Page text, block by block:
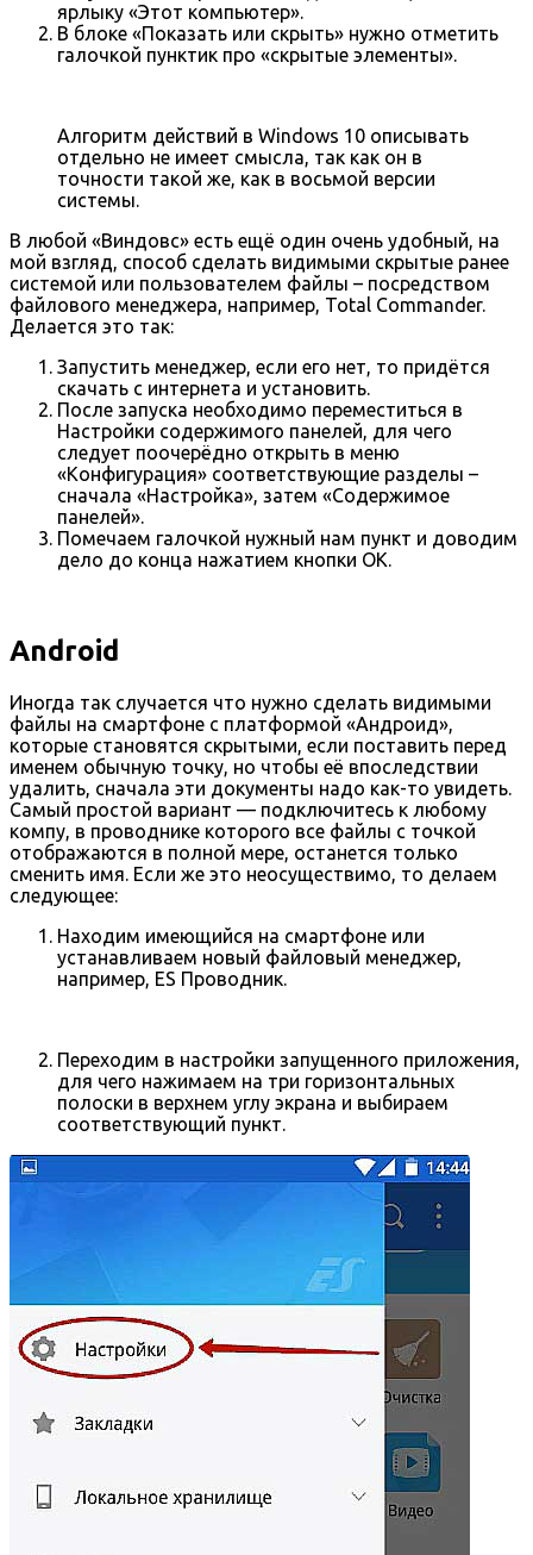
ярлыку «Этот компьютер».
В блоке «Показать или скрыть» нужно отметить
галочкой пунктик про «скрытые элементы».
Алгоритм действий в Windows 10 описывать
отдельно не имеет смысла, так как он в
точности такой же, как в восьмой версии
системы.
В любой «Виндовс» есть ещё один очень удобный, на
мой взгляд, способ сделать видимыми скрытые ранее
системой или пользователем файлы – посредством
файлового менеджера, например, Total Commander.
Делается это так:
Запустить менеджер, если его нет, то придётся
скачать с интернета и установить.
После запуска необходимо переместиться в
Настройки содержимого панелей, для чего
следует поочерёдно открыть в меню
«Конфигурация» соответствующие разделы –
сначала «Настройка», затем «Содержимое
панелей».
Помечаем галочкой нужный нам пункт и доводим
дело до конца нажатием кнопки OK.
Android
Иногда так случается что нужно сделать видимыми
файлы на смартфоне с платформой «Андроид»,
которые становятся скрытыми, если поставить перед
именем обычную точку, но чтобы её впоследствии
удалить, сначала эти документы надо как-то увидеть.
Самый простой вариант — подключитесь к любому
компу, в проводнике которого все файлы с точкой
отображаются в полной мере, останется только
сменить имя. Если же это неосуществимо, то делаем
следующее:
Находим имеющийся на смартфоне или
устанавливаем новый файловый менеджер,
например, ES Проводник.
Переходим в настройки запущенного приложения,
для чего нажимаем на три горизонтальных
полоски в верхнем углу экрана и выбираем
соответствующий пункт.